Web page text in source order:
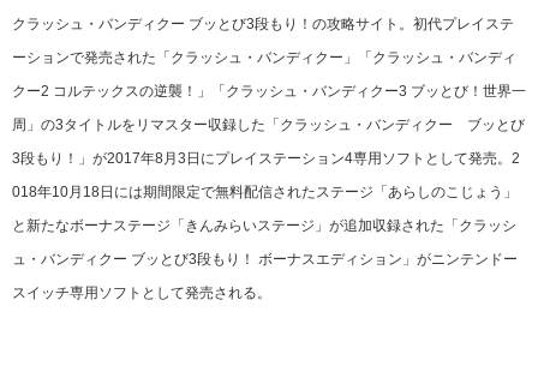
クラッシュ・バンディクー ブッとび3段もり！の攻略サイト。初代プレイステ
ーションで発売された「クラッシュ・バンディクー」「クラッシュ・バンディ
クー2 コルテックスの逆襲！」「クラッシュ・バンディクー3 ブッとび！世界一
周」の3タイトルをリマスター収録した「クラッシュ・バンディクー ブッとび
3段もり！」が2017年8月3日にプレイステーション4専用ソフトとして発売。2
018年10月18日には期間限定で無料配信されたステージ「あらしのこじょう」
と新たなボーナステージ「きんみらいステージ」が追加収録された「クラッシ
ュ・バンディクー ブッとび3段もり！ ボーナスエディション」がニンテンドー
スイッチ専用ソフトとして発売される。